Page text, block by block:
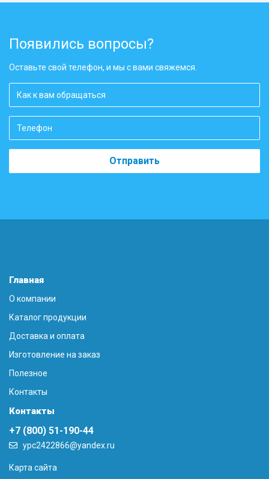
Появились вопросы?
Оставьте свой телефон, и мы с вами свяжемся.
Отправить
Главная
О компании
Каталог продукции
Доставка и оплата
Изготовление на заказ
Полезное
Контакты
Контакты
+7 (800) 51-190-44
ypc2422866@yandex.ru
Карта сайта